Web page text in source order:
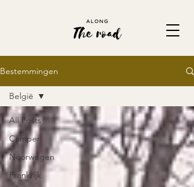
Bestemmingen
All Posts
Camper
Noorwegen
Frankrijk
België